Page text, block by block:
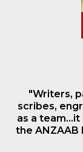
"Writers,
scribes,
as a
the